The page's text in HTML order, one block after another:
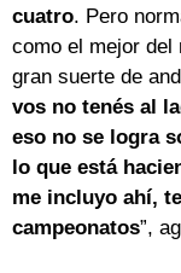
cuatro. Pero
como el mejor del
gran suerte de
vos no tenés al
eso no se logra
lo que está
me incluyo ahí,
campeonatos”,